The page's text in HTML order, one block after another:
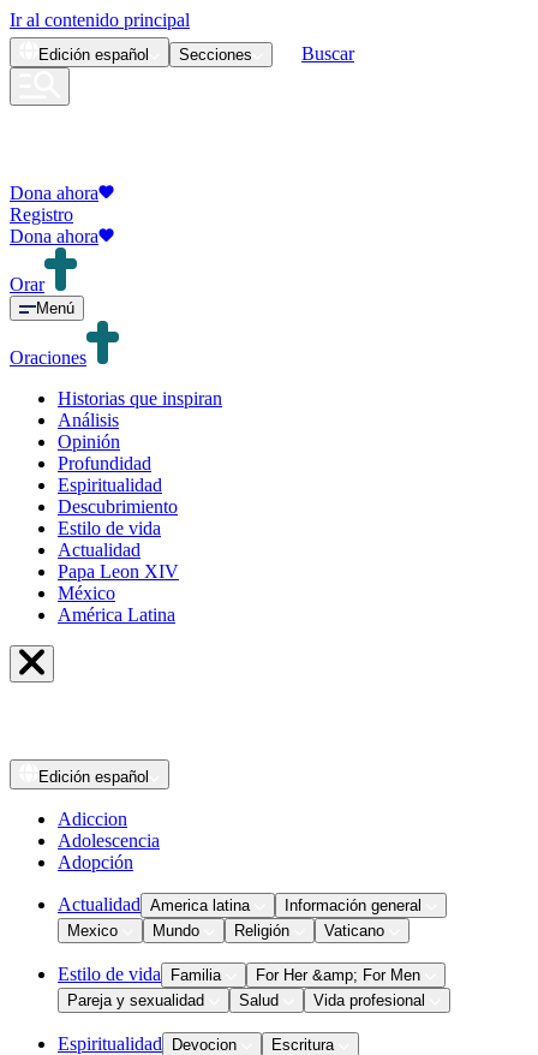
Ir al contenido principal
Edición español Secciones Buscar
Dona ahora
Registro
Dona ahora
Orar
Menú
Oraciones
Historias que inspiran
Análisis
Opinión
Profundidad
Espiritualidad
Descubrimiento
Estilo de vida
Actualidad
Papa Leon XIV
México
América Latina
Edición español
Adiccion
Adolescencia
Adopción
Actualidad America latina
Información general
Mexico
Mundo Religión Vaticano
Estilo de vida Familia
For Her &amp; For Men
Pareja y sexualidad
Salud Vida profesional
Espiritualidad Devocion
Escritura